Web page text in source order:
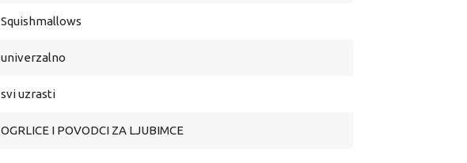
Squishmallows
univerzalno
svi uzrasti
OGRLICE I POVODCI ZA LJUBIMCE